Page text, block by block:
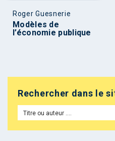
Roger Guesnerie
Modèles de
l’économie publique
Rechercher dans le